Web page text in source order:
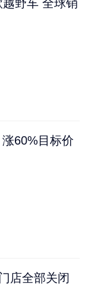
野车 全球销
60%目标价
店全部关闭